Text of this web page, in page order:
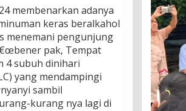
membenarkan adanya
keras beralkahol
menemani pengunjung
pak, Tempat
4 subuh dinihari
yang mendampingi
sambil
kurang nya lagi di